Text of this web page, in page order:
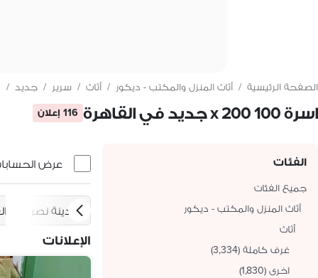
الصفحة الرئيسية / أثاث المنزل والمكتب - ديكور / أثاث / سرير / جديد /
اسرة 100 x 200 جديد في القاهرة 116 إعلان
الفئات
جميع الفئات
أثاث المنزل والمكتب - ديكور
أثاث
غرف كاملة (
3,334
)
اخرى (
1,830
)
عرض
مدينة نصر
الإعلانات